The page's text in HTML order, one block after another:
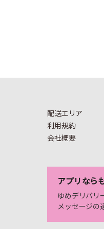
配送エリア
利用規約
会社概要
アプリなら
ゆめデリバリ
メッセージの